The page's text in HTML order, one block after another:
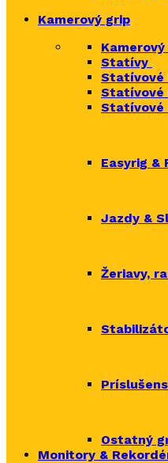
Kamerový grip
Statívy
Statívové
Statívové
Statívové
Easyrig &
Jazdy &
Žeriavy,
Ostatný
Monitory &